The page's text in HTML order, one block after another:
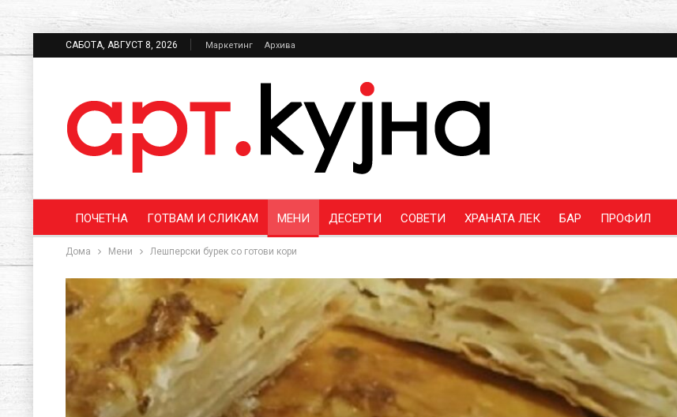
САБОТА, АВГУСТ 8, 2026 Маркетинг Архива
ПОЧЕТНА ГОТВАМ И СЛИКАМ МЕНИ ДЕСЕРТИ СОВЕТИ ХРАНАТА ЛЕК БАР ПРОФИЛ
Дома Мени Лешперски бурек со готови кори